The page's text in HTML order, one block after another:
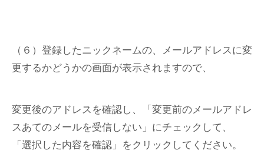
（６）登録したニックネームの、メールアドレスに変
更するかどうかの画面が表示されますので、
変更後のアドレスを確認し、「変更前のメールアドレ
スあてのメールを受信しない」にチェックして、
「選択した内容を確認」をクリックしてください。